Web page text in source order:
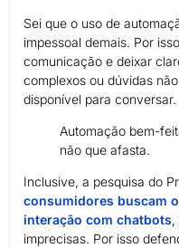
Sei que o uso de
impessoal demais. Por
comunicação e deixar
complexos ou dúvidas
disponível para conversar.
Automação bem-
não que afasta.
Inclusive, a pesquisa do
consumidores buscam
interação com chatbots
imprecisas. Por isso